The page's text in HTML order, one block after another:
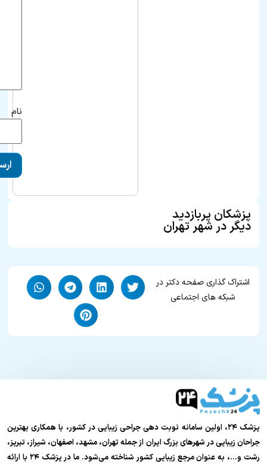
نام
پزشکان پربازدید
دیگر در شهر تهران
اشتراک گذاری صفحه دکتر در
شبکه های اجتماعی
پزشک ۲۴، اولین سامانه نوبت دهی جراحی زیبایی در کشور، با همکاری بهترین
جراحان زیبایی در شهرهای بزرگ ایران از جمله تهران، مشهد، اصفهان، شیراز، تبریز،
رشت و…، به عنوان مرجع زیبایی کشور شناخته می‌شود. ما در پزشک ۲۴ با ارائه